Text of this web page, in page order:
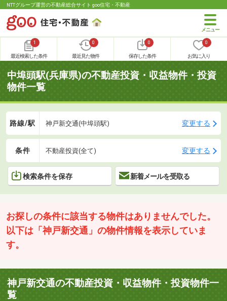
NTTグループ運営の不動産総合サイト goo住宅・不動産
1
最近検索した条件
0
最近見た物件
0
保存した条件
0
お気に入り
中埠頭駅(兵庫県)の不動産投資・収益物件・投資
物件一覧
路線/駅 神戸新交通(中埠頭駅) 変更する
条件 不動産投資(全て) 変更する
検索条件を保存 新着メールを受取る
お探しの条件に該当する物件はありませんでした。
以下は「神戸新交通」の物件情報を表示していま
す。
神戸新交通の不動産投資・収益物件・投資物件一
覧